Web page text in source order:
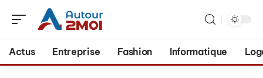
Actus Entreprise Fashion Informatique